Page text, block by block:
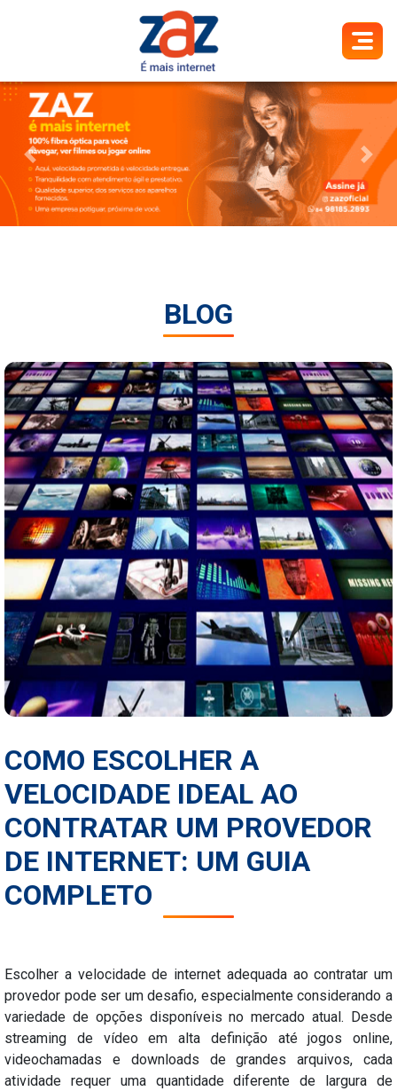
Previous Next
BLOG
COMO ESCOLHER A
VELOCIDADE IDEAL AO
CONTRATAR UM PROVEDOR
DE INTERNET: UM GUIA
COMPLETO
Escolher a velocidade de internet adequada ao contratar um
provedor pode ser um desafio, especialmente considerando a
variedade de opções disponíveis no mercado atual. Desde
streaming de vídeo em alta definição até jogos online,
videochamadas e downloads de grandes arquivos, cada
atividade requer uma quantidade diferente de largura de